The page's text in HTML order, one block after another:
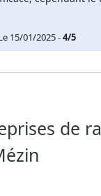
15/01/2025 -4/5
de